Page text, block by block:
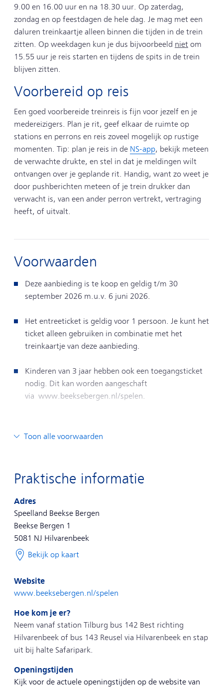
9.00 en 16.00 uur en na 18.30 uur. Op zaterdag,
zondag en op feestdagen de hele dag. Je mag met een
daluren treinkaartje alleen binnen die tijden in de trein
zitten. Op weekdagen kun je dus bijvoorbeeld niet om
15.55 uur je reis starten en tijdens de spits in de trein
blijven zitten.
Voorbereid op reis
Een goed voorbereide treinreis is fijn voor jezelf en je
medereizigers. Plan je rit, geef elkaar de ruimte op
stations en perrons en reis zoveel mogelijk op rustige
momenten. Tip: plan je reis in de NS-app, bekijk meteen
de verwachte drukte, en stel in dat je meldingen wilt
ontvangen over je geplande rit. Handig, want zo weet je
door pushberichten meteen of je trein drukker dan
verwacht is, van een ander perron vertrekt, vertraging
heeft, of uitvalt.
Voorwaarden
Deze aanbieding is te koop en geldig t/m 30
september 2026 m.u.v. 6 juni 2026.
Het entreeticket is geldig voor 1 persoon. Je kunt het
ticket alleen gebruiken in combinatie met het
treinkaartje van deze aanbieding.
Kinderen van 3 jaar hebben ook een toegangsticket
nodig. Dit kan worden aangeschaft
via www.beeksebergen.nl/spelen.
met andere acties en aanbiedingen. Ook kun je de
Je kunt de treinkaarten en de entreetickets niet
inwisselen voor geld.
Bij het aanschaffen van tickets ga je akkoord met het
parkreglement van Speelland Beekse Bergen.
maandag t/m vrijdag voor 6.30 uur, tussen 9.00 en
op feestdagen de hele dag.
Het treinkaartje is geldig in alle treinen in Nederland,
behalve in de Nightjet en Eurostar. Voor de treinen
Intercity direct, Eurocity Direct en ICE moet vooraf
apart een toeslag worden betaald.
Toon alle voorwaarden
Praktische informatie
Adres
Speelland Beekse Bergen
Beekse Bergen 1
5081 NJ Hilvarenbeek
Bekijk op kaart
Website
www.beeksebergen.nl/spelen
Hoe kom je er?
Neem vanaf station Tilburg bus 142 Best richting
Hilvarenbeek of bus 143 Reusel via Hilvarenbeek en stap
uit bij halte Safaripark.
Openingstijden
Kijk voor de actuele openingstijden op de website van